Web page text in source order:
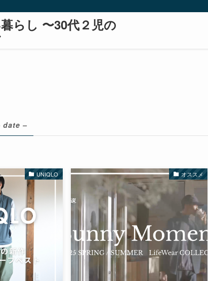
らし 〜30代２児の
date –
UNIQLO オススメ